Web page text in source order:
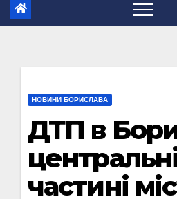
НОВИНИ БОРИСЛАВА
ДТП в
частині